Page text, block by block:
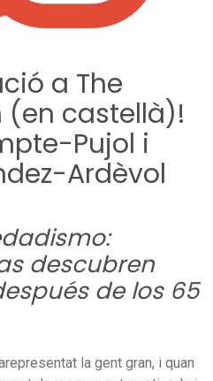
a The
castellà)!
Pujol i
Ardèvol
descubren
de los 65
la gent gran, i quan